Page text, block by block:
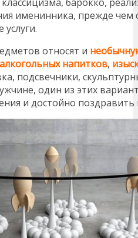
именинника, прежде чем
относят и
напитков,
подсвечники,
один из этих
и достойно